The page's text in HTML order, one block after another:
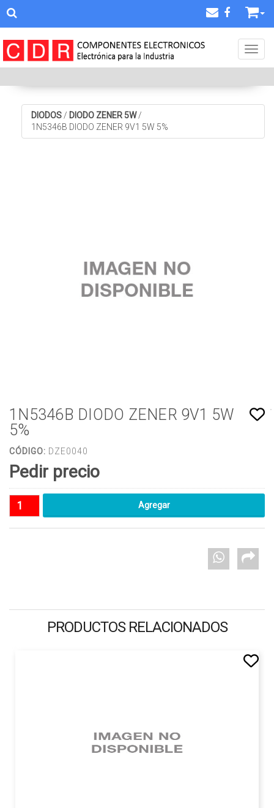
DIODOS / DIODO ZENER 5W /
1N5346B DIODO ZENER 9V1 5W 5%
1N5346B DIODO ZENER 9V1 5W
5%
CÓDIGO: DZE0040
Pedir precio
PRODUCTOS RELACIONADOS